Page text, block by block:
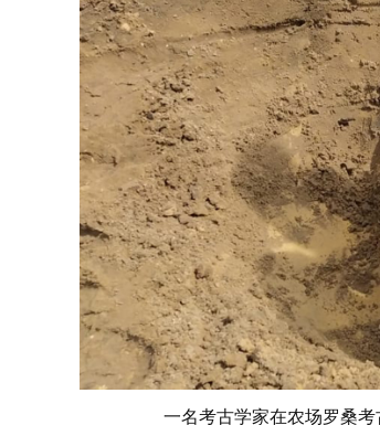
一名考古学家在农场罗桑